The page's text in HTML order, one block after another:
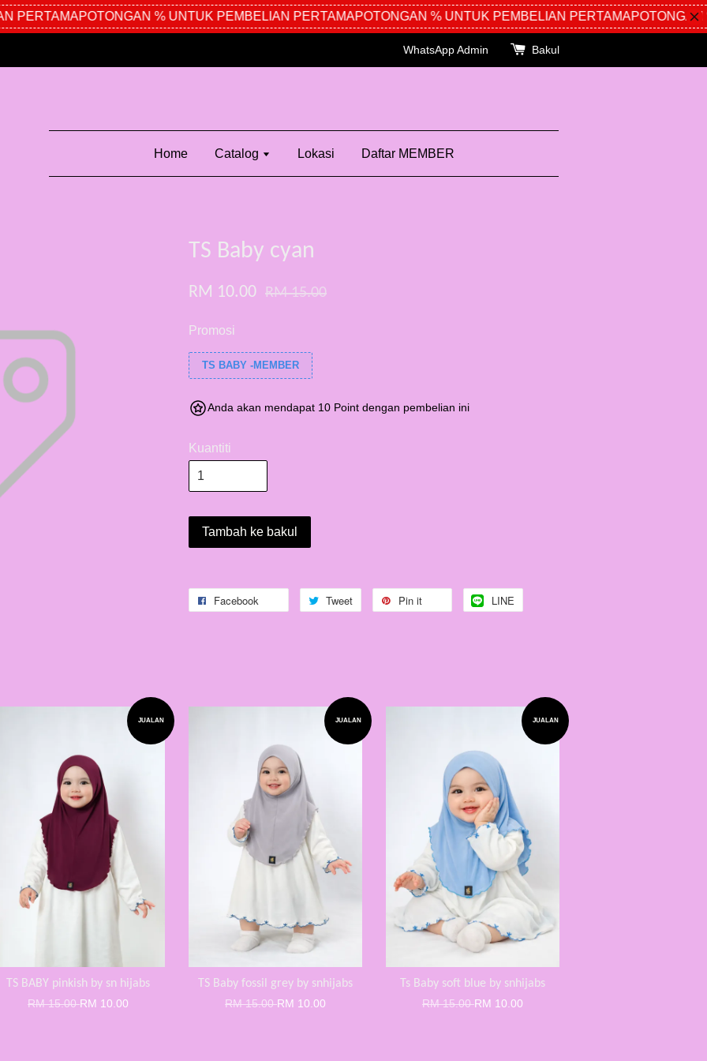
PERTAMAPOTONGAN % UNTUK PEMBELIAN PERTAMAPOTONGAN % UNTUK PEMBELIAN PERTAMAPOTONGAN
WhatsApp Admin Bakul
Home Catalog Lokasi Daftar MEMBER
TS Baby cyan
RM 10.00 RM 15.00
Promosi
TS BABY -MEMBER
Anda akan mendapat 10 Point dengan pembelian ini
Kuantiti
Tambah ke bakul
Facebook Tweet Pin it LINE
JUALAN
TS BABY pinkish by sn hijabs
RM 15.00RM 10.00
JUALAN
TS Baby fossil grey by snhijabs
RM 15.00RM 10.00
JUALAN
Ts Baby soft blue by snhijabs
RM 15.00RM 10.00